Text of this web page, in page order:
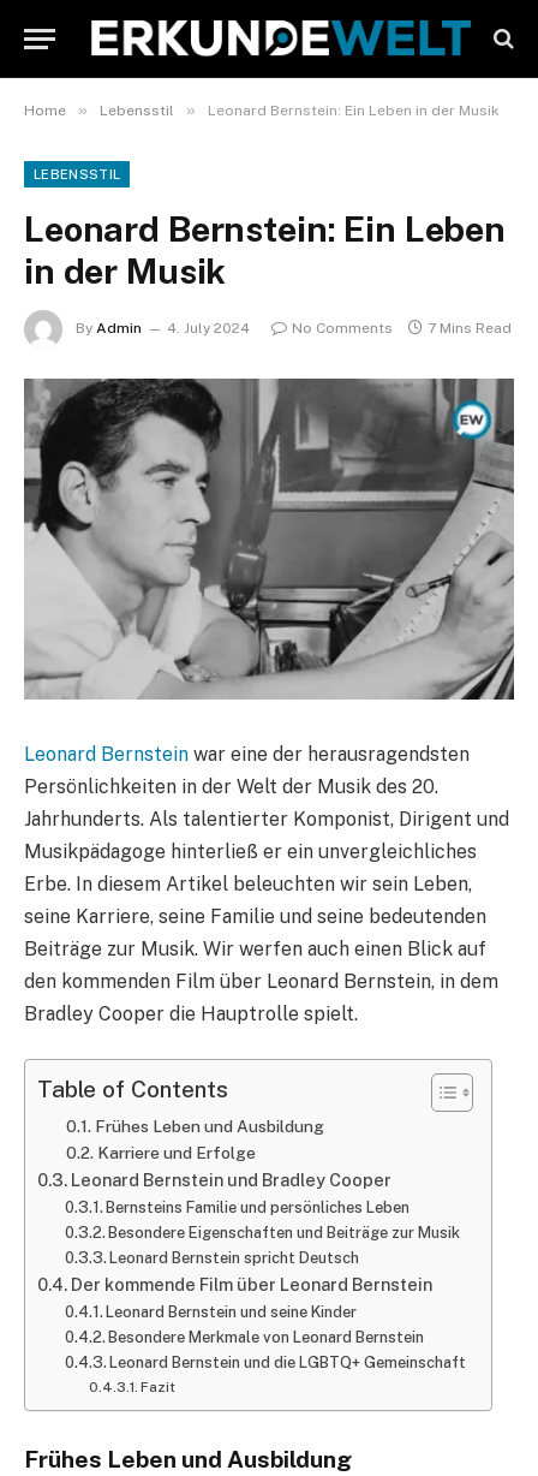
Home » Lebensstil » Leonard Bernstein: Ein Leben in der Musik
LEBENSSTIL
Leonard Bernstein: Ein Leben
in der Musik
By Admin 4. July 2024 No Comments 7 Mins Read
Leonard Bernstein war eine der herausragendsten
Persönlichkeiten in der Welt der Musik des 20.
Jahrhunderts. Als talentierter Komponist, Dirigent und
Musikpädagoge hinterließ er ein unvergleichliches
Erbe. In diesem Artikel beleuchten wir sein Leben,
seine Karriere, seine Familie und seine bedeutenden
Beiträge zur Musik. Wir werfen auch einen Blick auf
den kommenden Film über Leonard Bernstein, in dem
Bradley Cooper die Hauptrolle spielt.
Table of Contents
Frühes Leben und Ausbildung
Karriere und Erfolge
Leonard Bernstein und Bradley Cooper
Bernsteins Familie und persönliches Leben
Besondere Eigenschaften und Beiträge zur Musik
Leonard Bernstein spricht Deutsch
Der kommende Film über Leonard Bernstein
Leonard Bernstein und seine Kinder
Besondere Merkmale von Leonard Bernstein
Leonard Bernstein und die LGBTQ+ Gemeinschaft
Fazit
Frühes Leben und Ausbildung